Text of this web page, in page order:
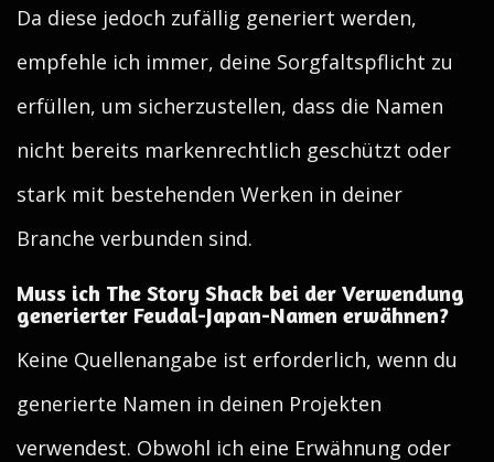
Da diese jedoch zufällig generiert werden,
empfehle ich immer, deine Sorgfaltspflicht zu
erfüllen, um sicherzustellen, dass die Namen
nicht bereits markenrechtlich geschützt oder
stark mit bestehenden Werken in deiner
Branche verbunden sind.
Muss ich The Story Shack bei der Verwendung
generierter Feudal-Japan-Namen erwähnen?
Keine Quellenangabe ist erforderlich, wenn du
generierte Namen in deinen Projekten
verwendest. Obwohl ich eine Erwähnung oder